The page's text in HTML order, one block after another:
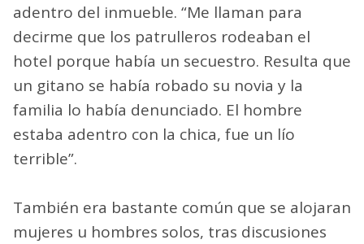
adentro del inmueble. “Me llaman para
decirme que los patrulleros rodeaban el
hotel porque había un secuestro. Resulta que
un gitano se había robado su novia y la
familia lo había denunciado. El hombre
estaba adentro con la chica, fue un lío
terrible”.
También era bastante común que se alojaran
mujeres u hombres solos, tras discusiones